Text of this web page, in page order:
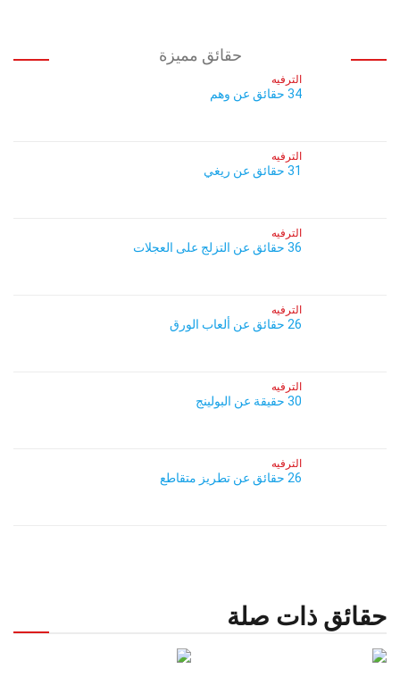
حقائق مميزة
الترفيه
34 حقائق عن وهم
الترفيه
31 حقائق عن ريغي
الترفيه
36 حقائق عن التزلج على العجلات
الترفيه
26 حقائق عن ألعاب الورق
الترفيه
30 حقيقة عن البولينج
الترفيه
26 حقائق عن تطريز متقاطع
حقائق ذات صلة